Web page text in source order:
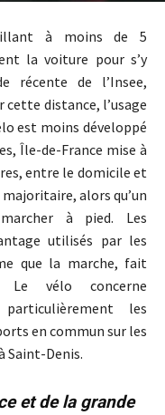
à moins de 5
la voiture pour s’y
récente de l’Insee,
cette distance, l’usage
est moins développé
Île-de-France mise à
entre le domicile et
alors qu’un
à pied. Les
utilisés par les
que la marche, fait
Le vélo concerne
les
en commun sur les
Saint-Denis.
et de la grande